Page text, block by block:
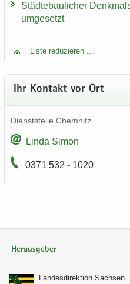
Städ­te­bau­li­cher
um­ge­setzt
Liste re­du­zie­ren ...
Ihr Kon­takt vor Ort
Dienst­stel­le Chem­nitz
Linda Simon
0371 532 - 1020
Herausgeber
Lan­des­di­rek­ti­on Sach­sen